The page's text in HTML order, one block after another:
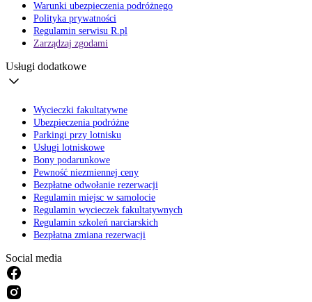
Warunki ubezpieczenia podróżnego
Polityka prywatności
Regulamin serwisu R.pl
Zarządzaj zgodami
Usługi dodatkowe
Wycieczki fakultatywne
Ubezpieczenia podróżne
Parkingi przy lotnisku
Usługi lotniskowe
Bony podarunkowe
Pewność niezmiennej ceny
Bezpłatne odwołanie rezerwacji
Regulamin miejsc w samolocie
Regulamin wycieczek fakultatywnych
Regulamin szkoleń narciarskich
Bezpłatna zmiana rezerwacji
Social media